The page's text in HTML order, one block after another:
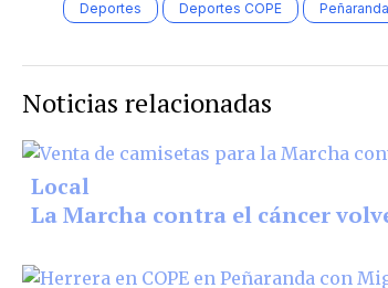
Deportes Deportes COPE
Noticias relacionadas
Local
La Marcha contra el cáncer